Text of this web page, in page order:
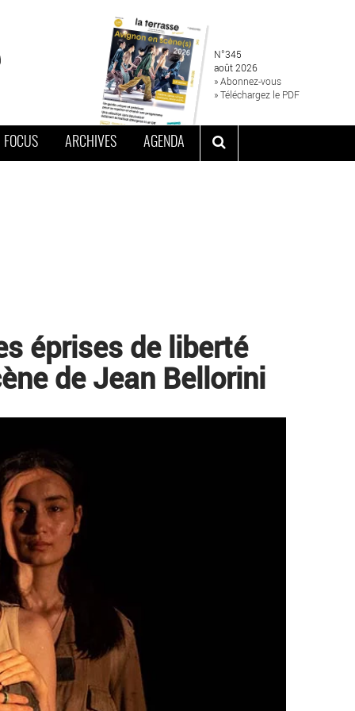
N°345
août 2026
» Abonnez-vous
» Téléchargez le PDF
FOCUS ARCHIVES AGENDA
éprises de liberté
de Jean Bellorini